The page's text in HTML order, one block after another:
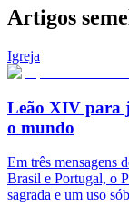
Artigos
Igreja
Leão XIV para
o mundo
Em três mensagens
Brasil e Portugal, o
sagrada e um uso